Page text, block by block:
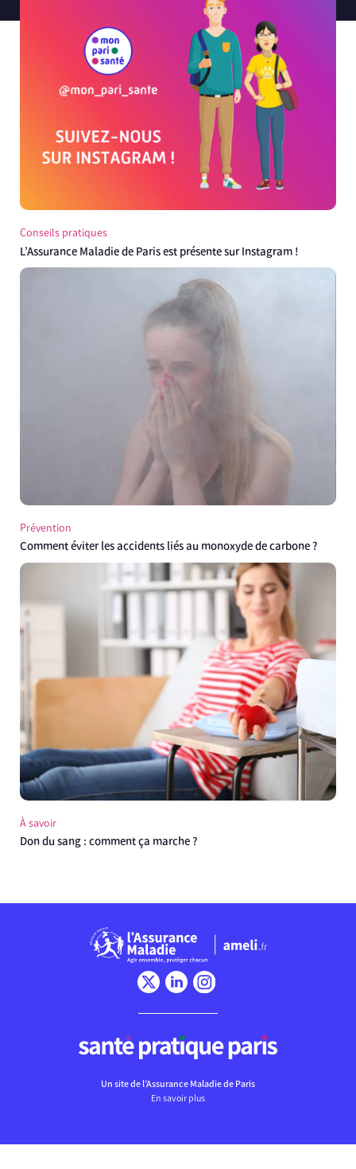
Conseils pratiques
L’Assurance Maladie de Paris est présente sur Instagram !
Prévention
Comment éviter les accidents liés au monoxyde de carbone ?
À savoir
Don du sang : comment ça marche ?
Un site de l’Assurance Maladie de Paris
En savoir plus